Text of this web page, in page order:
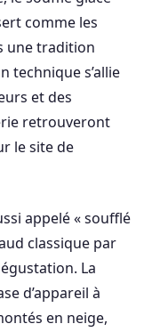
comme les
une tradition
technique s’allie
et des
retrouveront
le site de
appelé « soufflé
classique par
La
d’appareil à
en neige,